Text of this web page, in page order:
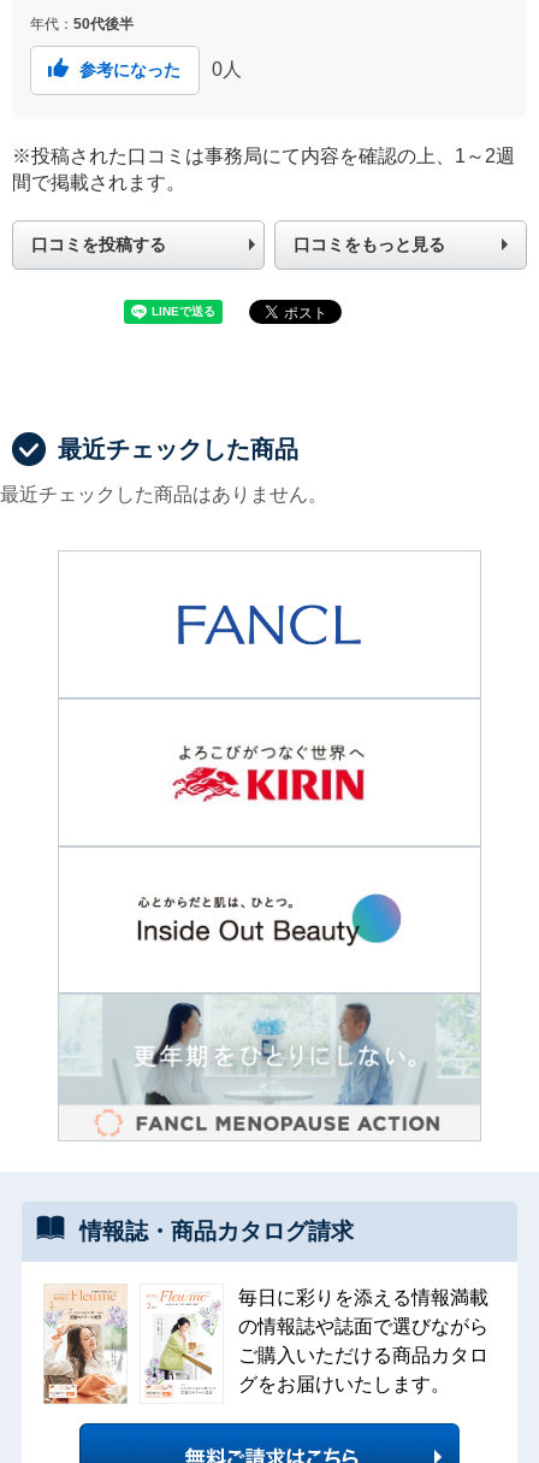
年代： 50代後半
参考になった 0人
※投稿された口コミは事務局にて内容を確認の上、1～2週
間で掲載されます。
口コミを投稿する 口コミをもっと見る
最近チェックした商品
最近チェックした商品はありません。
情報誌・ 商品カタログ請求
毎日に彩りを添える情報満載
の情報誌や誌面で選びながら
ご購入いただける商品カタロ
グをお届けいたします。